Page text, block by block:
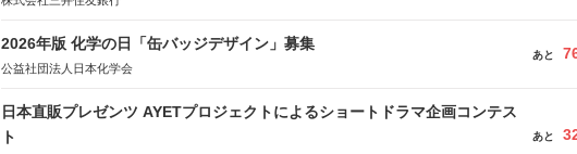
2026年版 化学の日「缶バッジデザイン」募集
公益社団法人日本化学会
あと
日本直販プレゼンツ AYETプロジェクトによるショートドラマ企画コンテス
ト
あと